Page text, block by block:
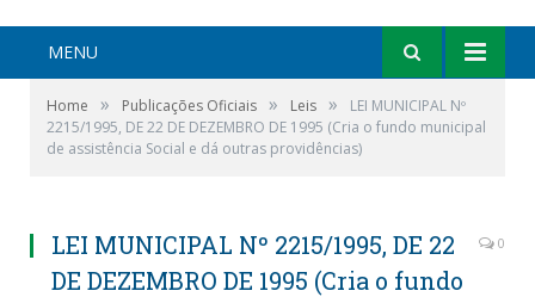
MENU
Home » Publicações Oficiais » Leis »
LEI MUNICIPAL Nº
2215/1995, DE 22 DE DEZEMBRO DE 1995 (Cria o fundo municipal
de assistência Social e dá outras providências)
LEI MUNICIPAL Nº 2215/1995, DE 22
DE DEZEMBRO DE 1995 (Cria o fundo
0